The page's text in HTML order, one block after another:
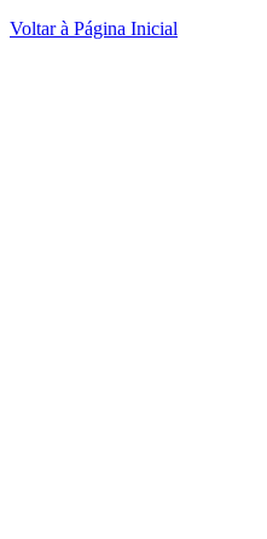
Voltar à Página Inicial